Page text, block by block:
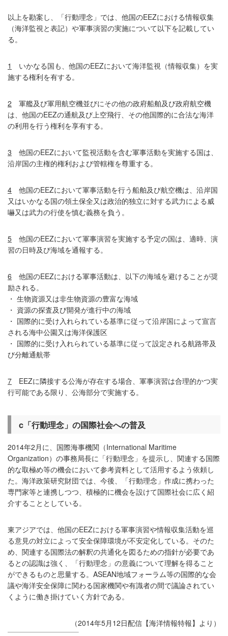
以上を勘案し、「行動理念」では、他国のEEZにおける情報収集
（海洋監視と表記）や軍事演習の実施について以下を記載してい
る。
1
いかなる国も、他国のEEZにおいて海洋監視（情報収集）を実
施する権利を有する。
2 軍艦及び軍用航空機並びにその他の政府船舶及び政府航空機
は、他国のEEZの通航及び上空飛行、その他国際的に合法な海洋
の利用を行う権利を享有する。
3 他国のEEZにおいて監視活動を含む軍事活動を実施する国は、
沿岸国の主権的権利および管轄権を尊重する。
4 他国のEEZにおいて軍事活動を行う船舶及び航空機は、沿岸国
又はいかなる国の領土保全又は政治的独立に対する武力による威
嚇又は武力の行使を慎む義務を負う。
5 他国のEEZにおいて軍事演習を実施する予定の国は、適時、演
習の日時及び海域を通報する。
6 他国のEEZにおける軍事活動は、以下の海域を避けることが奨
励される。
・ 生物資源又は非生物資源の豊富な海域
・ 資源の探査及び開発が進行中の海域
・ 国際的に受け入れられている基準に従って沿岸国によって宣言
される海中公園又は海洋保護区
・ 国際的に受け入れられている基準に従って設定される航路帯及
び分離通航帯
7 EEZに隣接する公海が存在する場合、軍事演習は合理的かつ実
行可能である限り、公海部分で実施する。
c 「行動理念」の国際社会への普及
2014年2月に、国際海事機関（International Maritime
Organization）の事務局長に「行動理念」を提示し、関連する国際
的な取極め等の機会において参考資料として活用するよう依頼し
た。海洋政策研究財団では、今後、「行動理念」作成に携わった
専門家等と連携しつつ、積極的に機会を設けて国際社会に広く紹
介することとしている。
東アジアでは、他国のEEZにおける軍事演習や情報収集活動を巡
る意見の対立によって安全保障環境が不安定化している。そのた
め、関連する国際法の解釈の共通化を図るための指針が必要であ
るとの認識は強く、「行動理念」の意義について理解を得ること
ができるものと思量する。ASEAN地域フォーラム等の国際的な会
議や海洋安全保障に関わる国家機関や有識者の間で議論されてい
くように働き掛けていく方針である。
（2014年5月12日配信【海洋情報特報】より）